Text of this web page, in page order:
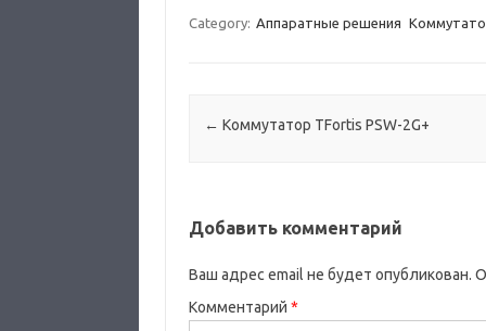
Category: Аппаратные решения
Post navigation
← Коммутатор TFortis PSW-2G+
Добавить комментарий
Ваш адрес email не будет опубликован.
Комментарий *